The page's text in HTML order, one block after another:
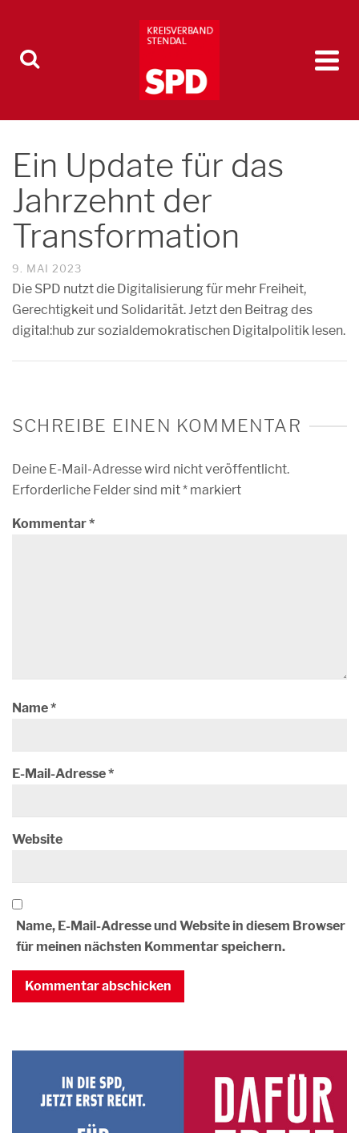
Ein Update für das
Jahrzehnt der
Transformation
9. MAI 2023
Die SPD nutzt die Digitalisierung für mehr Freiheit,
Gerechtigkeit und Solidarität. Jetzt den Beitrag des
digital:hub zur sozialdemokratischen Digitalpolitik lesen.
SCHREIBE EINEN KOMMENTAR
Deine E-Mail-Adresse wird nicht veröffentlicht.
Erforderliche Felder sind mit* markiert
Kommentar*
Name*
E-Mail-Adresse*
Website
Name, E-Mail-Adresse und Website in diesem Browser
für meinen nächsten Kommentar speichern.